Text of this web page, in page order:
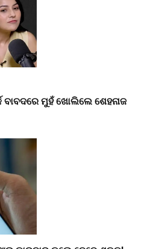
ବାବଦରେ ମୁହଁ ଖୋଲିଲେ ଶେହନାଜ